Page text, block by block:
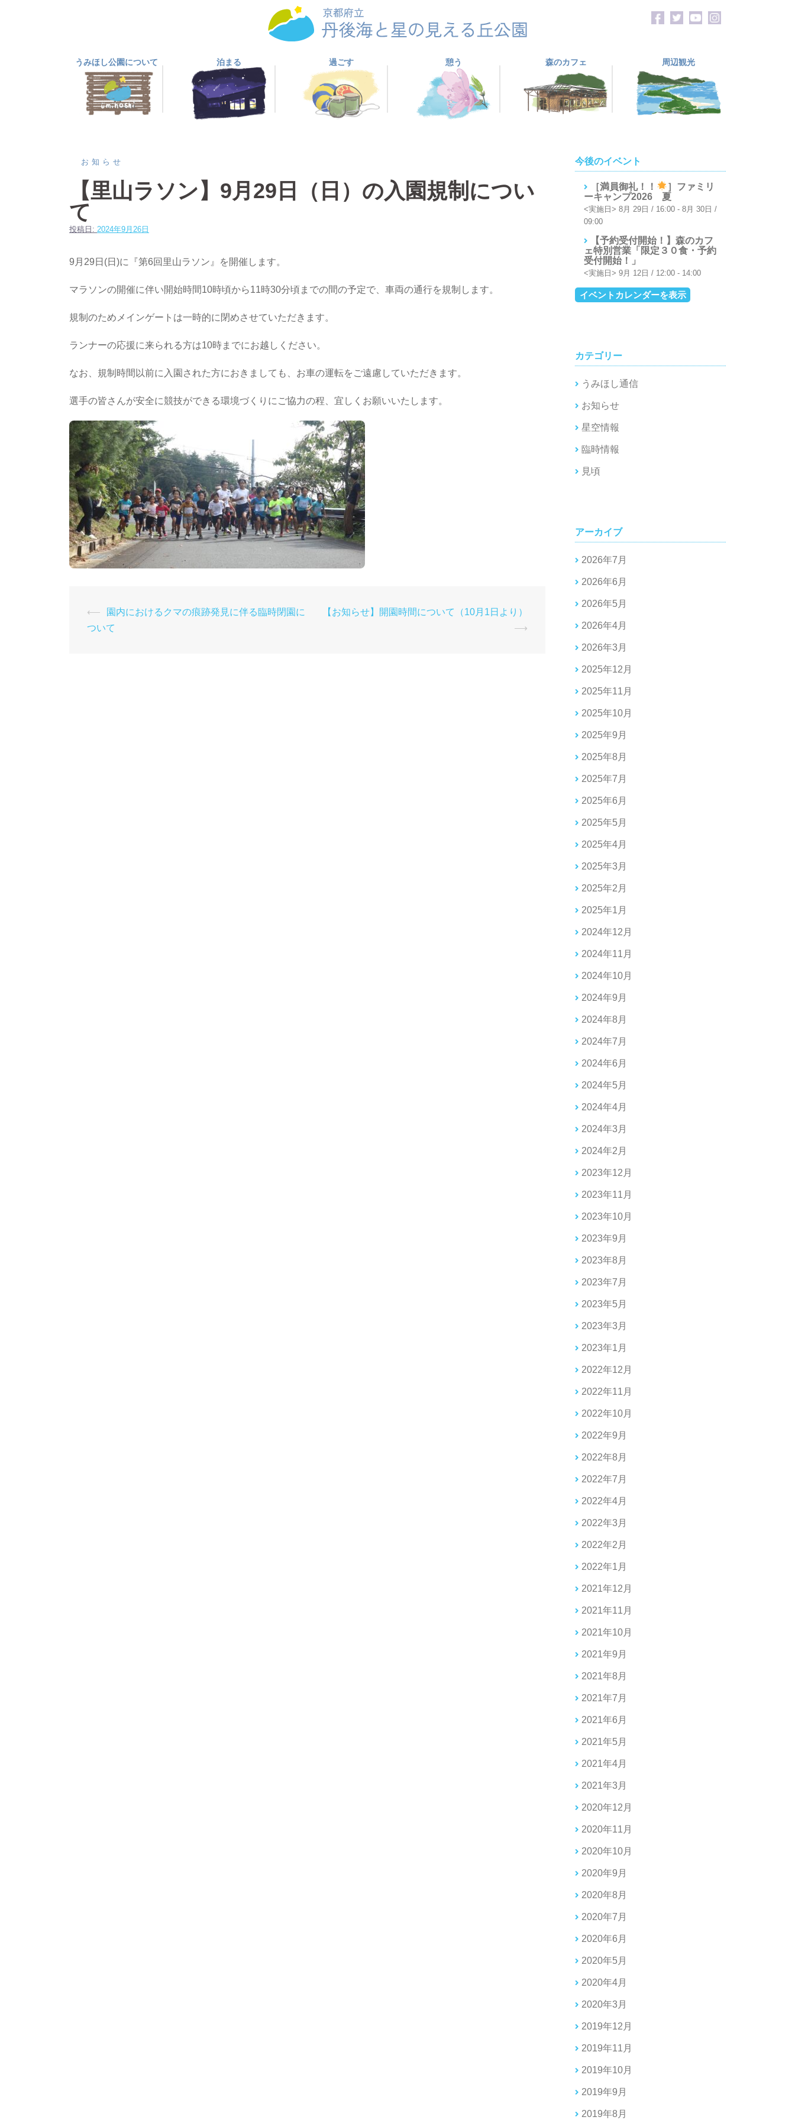
うみほし公園について 泊まる 過ごす 憩う 森のカフェ 周辺観光
お知らせ
【里山ラソン】9月29日（日）の入園規制につい
て
投稿日: 2024年9月26日
9月29日(日)に『第6回里山ラソン』を開催します。
マラソンの開催に伴い開始時間10時頃から11時30分頃までの間の予定で、車両の通行を規制します。
規制のためメインゲートは一時的に閉めさせていただきます。
ランナーの応援に来られる方は10時までにお越しください。
なお、規制時間以前に入園された方におきましても、お車の運転をご遠慮していただきます。
選手の皆さんが安全に競技ができる環境づくりにご協力の程、宜しくお願いいたします。
投
⟵
園内におけるクマの痕跡発見に伴る臨時閉園に
ついて
【お知らせ】開園時間について（10月1日より）
⟶
今後のイベント
［満員御礼！！
］ファミリ
ーキャンプ2026 夏
8月 29日 / 16:00 - 8月 30日 /
09:00
【予約受付開始！】森のカフ
ェ特別営業「限定３０食・予約
受付開始！」
9月 12日 / 12:00 - 14:00
イベントカレンダーを表示
カテゴリー
うみほし通信
お知らせ
星空情報
臨時情報
見頃
アーカイブ
2026年7月
2026年6月
2026年5月
2026年4月
2026年3月
2025年12月
2025年11月
2025年10月
2025年9月
2025年8月
2025年7月
2025年6月
2025年5月
2025年4月
2025年3月
2025年2月
2025年1月
2024年12月
2024年11月
2024年10月
2024年9月
2024年8月
2024年7月
2024年6月
2024年5月
2024年4月
2024年3月
2024年2月
2023年12月
2023年11月
2023年10月
2023年9月
2023年8月
2023年7月
2023年5月
2023年3月
2023年1月
2022年12月
2022年11月
2022年10月
2022年9月
2022年8月
2022年7月
2022年4月
2022年3月
2022年2月
2022年1月
2021年12月
2021年11月
2021年10月
2021年9月
2021年8月
2021年7月
2021年6月
2021年5月
2021年4月
2021年3月
2020年12月
2020年11月
2020年10月
2020年9月
2020年8月
2020年7月
2020年6月
2020年5月
2020年4月
2020年3月
2019年12月
2019年11月
2019年10月
2019年9月
2019年8月